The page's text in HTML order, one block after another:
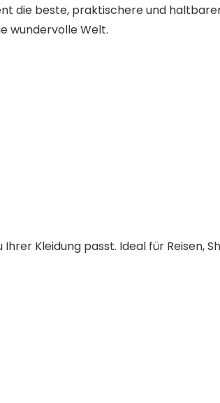
die beste, praktischere und
wundervolle Welt.
Kleidung passt. Ideal für Reisen,